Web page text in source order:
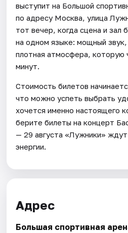
выступит на Большой
по адресу Москва, улица
тот вечер, когда сцена и зал
на одном языке: мощный
плотная атмосфера, которую
минут.
Стоимость билетов
что можно успеть выбрать
хочется именно настоящего
берите билеты на концерт
— 29 августа «Лужники»
энергии.
Адрес
Большая спортивная